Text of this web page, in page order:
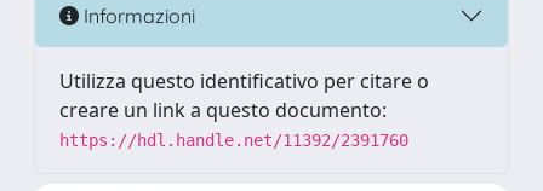
Informazioni
Utilizza questo identificativo per citare o
creare un link a questo documento:
https://hdl.handle.net/11392/2391760